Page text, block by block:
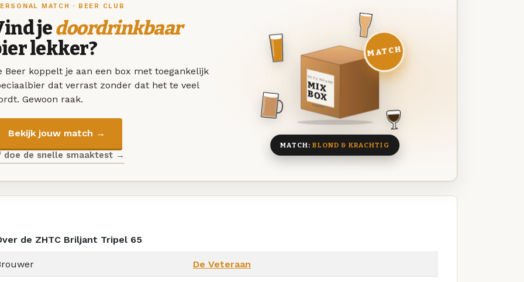
MATCH · BEER CLUB
jedoordrinkbaar
lekker?
Beer koppelt je aan een box met toegankelijk
dat verrast zonder dat het te veel
Gewoon raak.
Bekijk jouw match →
doe de snelle smaaktest →
DEZE MAAND
MIX
BOX
8 BIEREN
MATCH
MATCH:BLOND & KRACHTIG
de ZHTC Briljant Tripel 65
De Veteraan